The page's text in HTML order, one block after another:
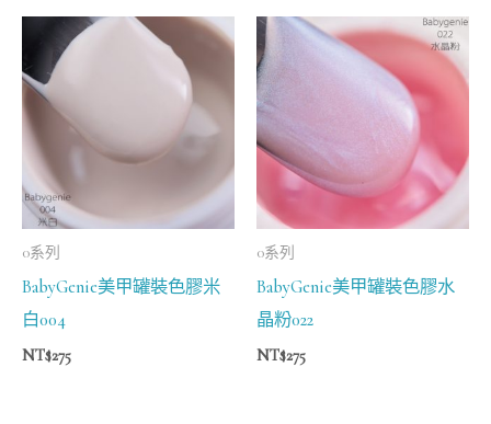
0系列
BabyGenie美甲罐裝色膠米
白004
NT$275
0系列
BabyGenie美甲罐裝色膠水
晶粉022
NT$275